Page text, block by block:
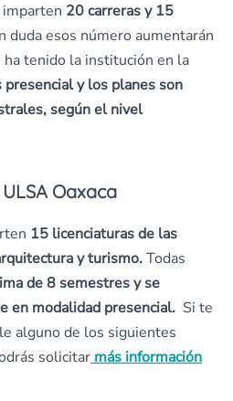
20 carreras y 15
duda esos número aumentarán
tenido la institución en la
presencial y los planes son
según el nivel
Oaxaca
15 licenciaturas de las
y turismo.Todas
de 8 semestres y se
en modalidad presencial. Si te
alguno de los siguientes
solicitar más información